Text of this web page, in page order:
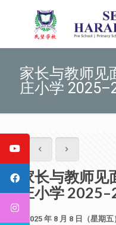
家长与教师见
庄小学
家长与教师
庄小学
2025 年 8 月 8 日（星期